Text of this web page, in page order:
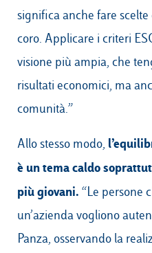
significa anche fare
coro. Applicare i criteri
visione più ampia, che
risultati economici, ma
comunità.”
Allo stesso modo,
è un tema caldo
più giovani. “Le persone
un’azienda vogliono
Panza, osservando la